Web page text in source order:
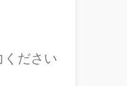
ください